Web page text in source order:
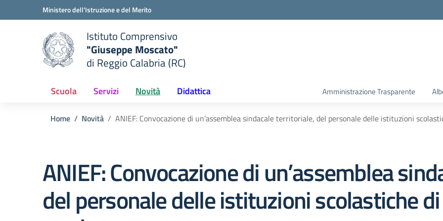
Vai ai contenuti
Vai al menu di navigazioneMinistero dell'Istruzione e del Merito
scuola
Istituto Comprensivo
"Giuseppe Moscato"
di Reggio Calabria (RC)
Scuola Servizi Novità Didattica Amministrazione Trasparente
Home Novità ANIEF: Convocazione di un’assemblea sindacale territoriale, del personale delle istituzioni
ANIEF: Convocazione di un’assemblea
del personale delle istituzioni scolastiche